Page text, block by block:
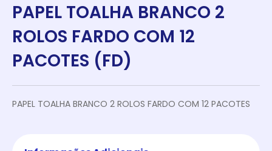
PAPEL TOALHA BRANCO 2
ROLOS FARDO COM 12
PACOTES (FD)
PAPEL TOALHA BRANCO 2 ROLOS FARDO COM 12 PACOTES